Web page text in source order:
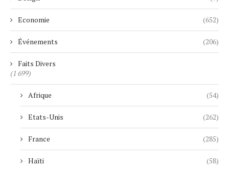
Economie (652)
Événements (206)
Faits Divers
(1 699)
Afrique (54)
Etats-Unis (262)
France (285)
Haïti (58)